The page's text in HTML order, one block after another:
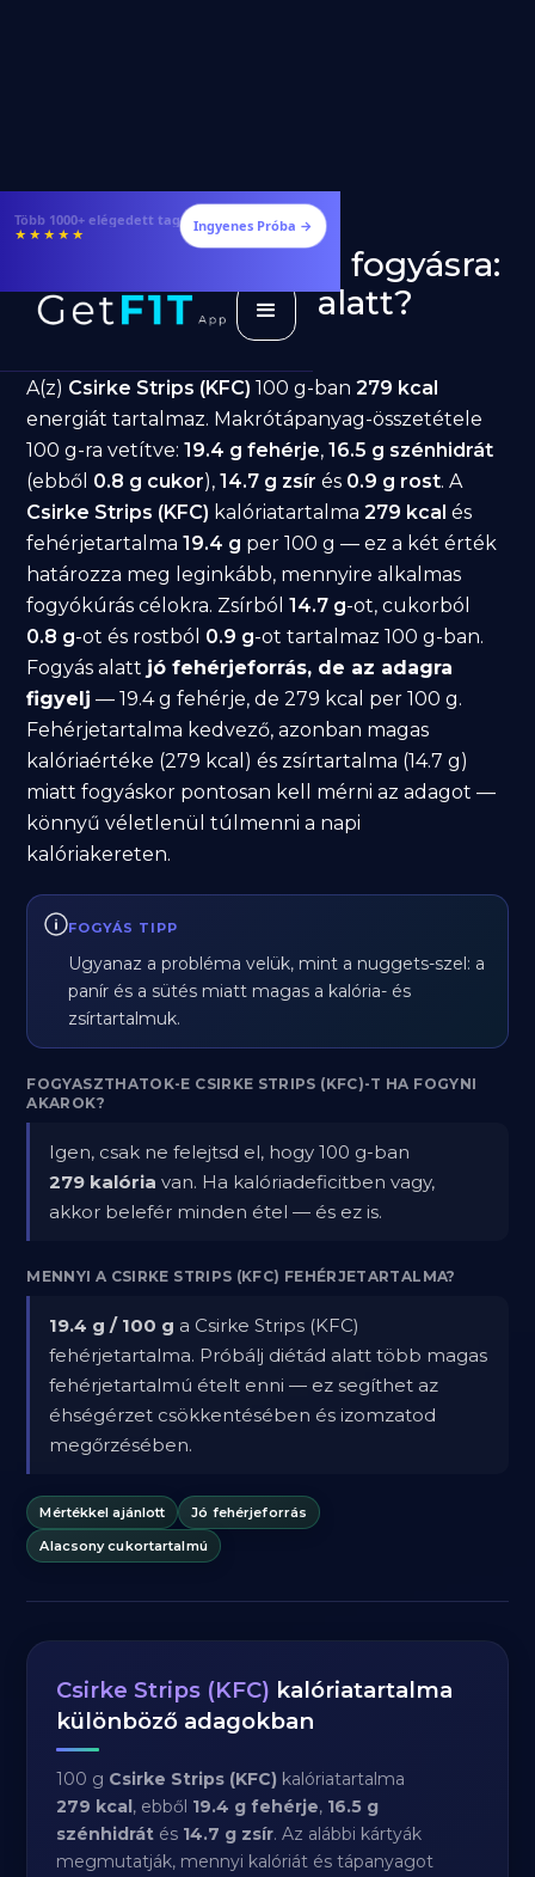
Étrendek, receptek és edzéstervek
★★★★★ Ingyenes Próba →
Csirke Strips (KFC) fogyásra:
jó választás diéta alatt?
A(z) Csirke Strips (KFC) 100 g-ban279 kcal
energiát tartalmaz. Makrótápanyag-összetétele
100 g-ra vetítve:19.4 g fehérje,16.5 g szénhidrát
(ebből 0.8 g cukor),14.7 g zsír és 0.9 g rost. A
Csirke Strips (KFC) kalóriatartalma279 kcal és
fehérjetartalma19.4 g per 100 g — ez a két érték
határozza meg leginkább, mennyire alkalmas
fogyókúrás célokra. Zsírból14.7 g-ot, cukorból
0.8 g-ot és rostból 0.9 g-ot tartalmaz 100 g-ban.
Fogyás alatt jó fehérjeforrás, de az adagra
figyelj — 19.4 g fehérje, de 279 kcal per 100 g.
Fehérjetartalma kedvező, azonban magas
kalóriaértéke (279 kcal) és zsírtartalma (14.7 g)
miatt fogyáskor pontosan kell mérni az adagot —
könnyű véletlenül túlmenni a napi
kalóriakereten.
FOGYÁS TIPP
Ugyanaz a probléma velük, mint a nuggets-szel: a
panír és a sütés miatt magas a kalória- és
zsírtartalmuk.
FOGYASZTHATOK-E CSIRKE STRIPS (KFC)-T HA FOGYNI
AKAROK?
Igen, csak ne felejtsd el, hogy 100 g-ban
279 kalória van. Ha kalóriadeficitben vagy,
akkor belefér minden étel — és ez is.
MENNYI A CSIRKE STRIPS (KFC) FEHÉRJETARTALMA?
19.4 g / 100 g a Csirke Strips (KFC)
fehérjetartalma. Próbálj diétád alatt több magas
fehérjetartalmú ételt enni — ez segíthet az
éhségérzet csökkentésében és izomzatod
megőrzésében.
Mértékkel ajánlott
Jó fehérjeforrás
Alacsony cukortartalmú
Csirke Strips (KFC) kalóriatartalma
különböző adagokban
100 g Csirke Strips (KFC) kalóriatartalma
279 kcal, ebből 19.4 g fehérje, 16.5 g
szénhidrát és 14.7 g zsír. Az alábbi kártyák
megmutatják, mennyi kalóriát és tápanyagot